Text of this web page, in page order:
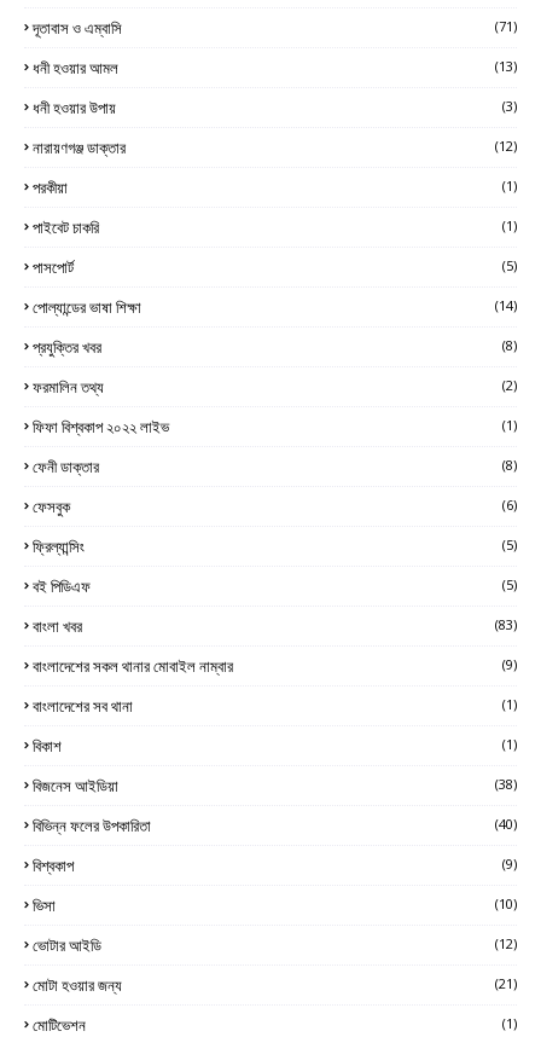
দূতাবাস ও এম্বাসি (71)
ধনী হওয়ার আমল (13)
ধনী হওয়ার উপায় (3)
নারায়ণগঞ্জ ডাক্তার (12)
পরকীয়া (1)
পাইবেট চাকরি (1)
পাসপোর্ট (5)
পোল্যান্ডের ভাষা শিক্ষা (14)
প্রযুক্তির খবর (8)
ফরমালিন তথ্য (2)
ফিফা বিশ্বকাপ ২০২২ লাইভ (1)
ফেনী ডাক্তার (8)
ফেসবুক (6)
ফ্রিল্যান্সিং (5)
বই পিডিএফ (5)
বাংলা খবর (83)
বাংলাদেশের সকল থানার মোবাইল নাম্বার (9)
বাংলাদেশের সব থানা (1)
বিকাশ (1)
বিজনেস আইডিয়া (38)
বিভিন্ন ফলের উপকারিতা (40)
বিশ্বকাপ (9)
ভিসা (10)
ভোটার আইডি (12)
মোটা হওয়ার জন্য (21)
মোটিভেশন (1)